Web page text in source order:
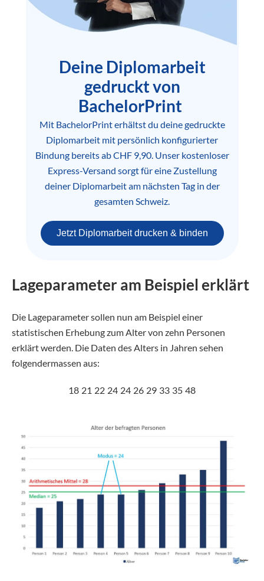
Deine Diplomarbeit
gedruckt von
BachelorPrint
Mit BachelorPrint erhältst du deine gedruckte
Diplomarbeit mit persönlich konfigurierter
Bindung bereits ab CHF 9,90. Unser kostenloser
Express-Versand sorgt für eine Zustellung
deiner Diplomarbeit am nächsten Tag in der
gesamten Schweiz.
Jetzt Diplomarbeit drucken & binden
Lageparameter am Beispiel erklärt
Die Lageparameter sollen nun am Beispiel einer
statistischen Erhebung zum Alter von zehn Personen
erklärt werden. Die Daten des Alters in Jahren sehen
folgendermassen aus:
18 21 22 24 24 26 29 33 35 48